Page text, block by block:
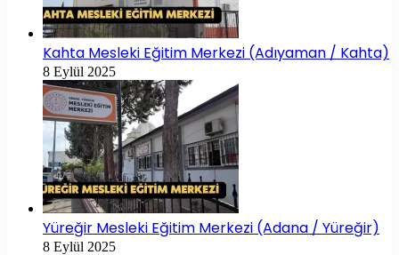
Kahta Mesleki Eğitim Merkezi (Adıyaman / Kahta)
8 Eylül 2025
Yüreğir Mesleki Eğitim Merkezi (Adana / Yüreğir)
8 Eylül 2025